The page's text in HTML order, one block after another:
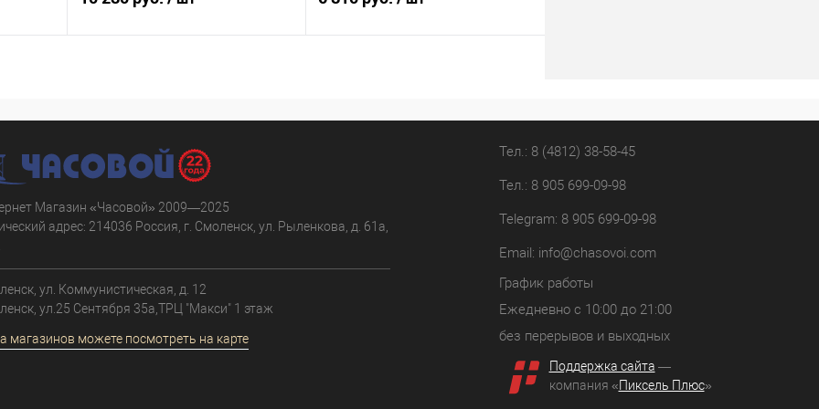
Купить в 1 клик
К сравнению
В избранное
Купить в 1 клик
К сравнению
В наличии
Магазин «Часовой» 2009—2025
адрес: 214036 Россия, г. Смоленск, ул. Рыленкова, д. 61а,
ул. Коммунистическая, д. 12
ул.25 Сентября 35а,ТРЦ "Макси" 1 этаж
магазинов можете посмотреть на карте
Тел.: 8 (4812) 38-58-45
Тел.: 8 905 699-09-98
Telegram: 8 905 699-09-98
Email: info@chasovoi.com
График работы
Ежедневно с 10:00 до 21:00
без перерывов и выходных
Поддержка сайта —
компания «Пиксель Плюс»